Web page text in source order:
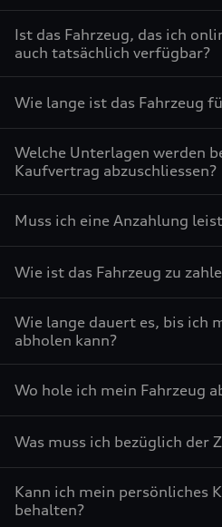
Ist das Fahrzeug, das ich
auch tatsächlich verfügbar?
Wie lange ist das Fahrzeug
Welche Unterlagen werden
Kaufvertrag abzuschliessen?
Muss ich eine Anzahlung
Wie ist das Fahrzeug zu
Wie lange dauert es, bis ich
abholen kann?
Wo hole ich mein Fahrzeug
Was muss ich bezüglich der
Kann ich mein persönliches
behalten?